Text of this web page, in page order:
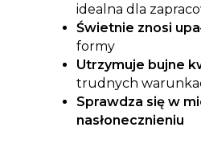
idealna dla
Świetnie znosi
formy
Utrzymuje bujne
trudnych
Sprawdza się w
nasłonecznieniu